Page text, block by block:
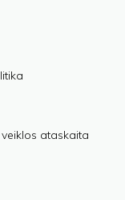
ataskaita